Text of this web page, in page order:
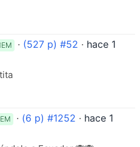
· (527 p) #52 · hace 1
· (6 p) #1252 · hace 1